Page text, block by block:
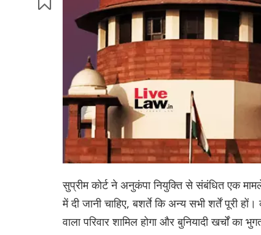
सुप्रीम कोर्ट ने अनुकंपा नियुक्ति से संबंधित एक
में दी जानी चाहिए, बशर्ते कि अन्य सभी शर्तें पूरी
वाला परिवार शामिल होगा और बुनियादी खर्चों का